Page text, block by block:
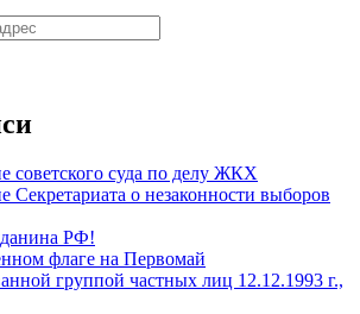
советского суда по делу ЖКХ
Секретариата о незаконности выборов
РФ!
флаге на Первомай
группой частных лиц 12.12.1993 г.,